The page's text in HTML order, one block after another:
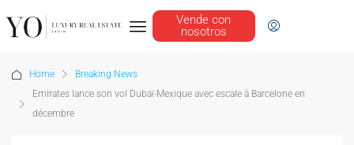
Vende con
nosotros
Home
Breaking News
Emirates lance son vol Dubaï-Mexique avec escale à Barcelone en
décembre